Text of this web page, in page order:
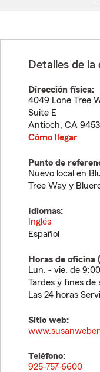
Detalles de la
Dirección física:
4049 Lone Tree
Suite E
Antioch, CA
Cómo llegar
Punto de
Nuevo local en
Tree Way y
Idiomas:
Inglés
Español
Horas de oficina (
Lun. - vie. de
Tardes y fines de
Las 24 horas
Sitio web:
Teléfono:
925-757-6600